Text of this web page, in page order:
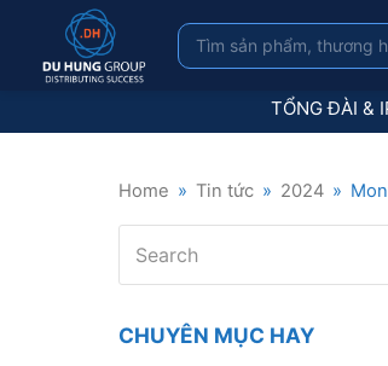
TỔNG ĐÀI &
Home » Tin tức » 2024 »
CHUYÊN MỤC HAY